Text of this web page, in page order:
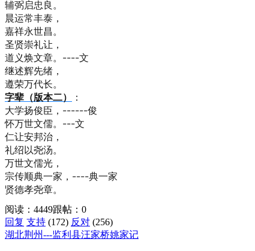
辅弼启忠良。
晨运常丰泰，
嘉祥永世昌。
圣贤崇礼让，
道义焕文章。----文
继述辉先绪，
遵荣万代长。
字辈（版本二）
：
大学扬俊臣，------俊
怀万世文儒。---文
仁让安邦治，
礼绍以尧汤。
万世文儒光，
宗传顺典一家，----典一家
贤德孝尧章。
阅读：4449跟帖：0
回复 支持 (172) 反对 (256)
湖北荆州---监利县汪家桥姚家记